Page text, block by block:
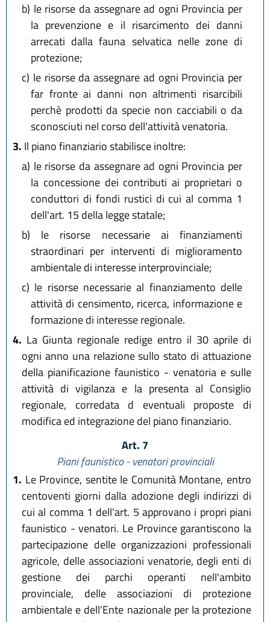
b) le risorse da assegnare ad ogni Provincia per
la prevenzione e il risarcimento dei danni
arrecati dalla fauna selvatica nelle zone di
protezione;
c) le risorse da assegnare ad ogni Provincia per
far fronte ai danni non altrimenti risarcibili
perchè prodotti da specie non cacciabili o da
sconosciuti nel corso dell'attività venatoria.
3. Il piano finanziario stabilisce inoltre:
a) le risorse da assegnare ad ogni Provincia per
la concessione dei contributi ai proprietari o
conduttori di fondi rustici di cui al comma 1
dell'art. 15 della legge statale;
b) le risorse necessarie ai finanziamenti
straordinari per interventi di miglioramento
ambientale di interesse interprovinciale;
c) le risorse necessarie al finanziamento delle
attività di censimento, ricerca, informazione e
formazione di interesse regionale.
4. La Giunta regionale redige entro il 30 aprile di
ogni anno una relazione sullo stato di attuazione
della pianificazione faunistico - venatoria e sulle
attività di vigilanza e la presenta al Consiglio
regionale, corredata d eventuali proposte di
modifica ed integrazione del piano finanziario.
Art. 7
Piani faunistico - venatori provinciali
1. Le Province, sentite le Comunità Montane, entro
centoventi giorni dalla adozione degli indirizzi di
cui al comma 1 dell'art. 5 approvano i propri piani
faunistico - venatori. Le Province garantiscono la
partecipazione delle organizzazioni professionali
agricole, delle associazioni venatorie, degli enti di
gestione dei parchi operanti nell'ambito
provinciale, delle associazioni di protezione
ambientale e dell'Ente nazionale per la protezione